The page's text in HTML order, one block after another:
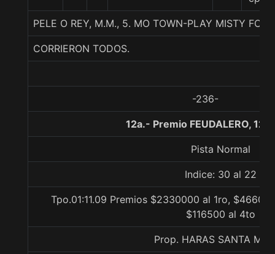
PELE O REY, M.M., 5. MO TOWN-PLAY MISTY FOR
CORRIERON TODOS.
-236-
12a.- Premio FEUDALERO,
Pista Normal
Indice: 30 al 22
Tpo.01:11.09 Premios $2330000 al 1ro,
$116500 al 4to
Prop. HARAS SANTA